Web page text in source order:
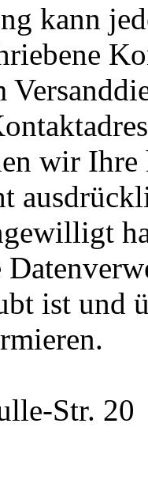
kann
wir Ihre
ist und
Str. 20